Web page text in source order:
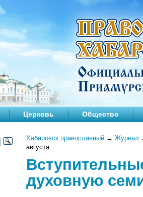
Церковь Общество
Хабаровск православный → Журнал
августа
духовную